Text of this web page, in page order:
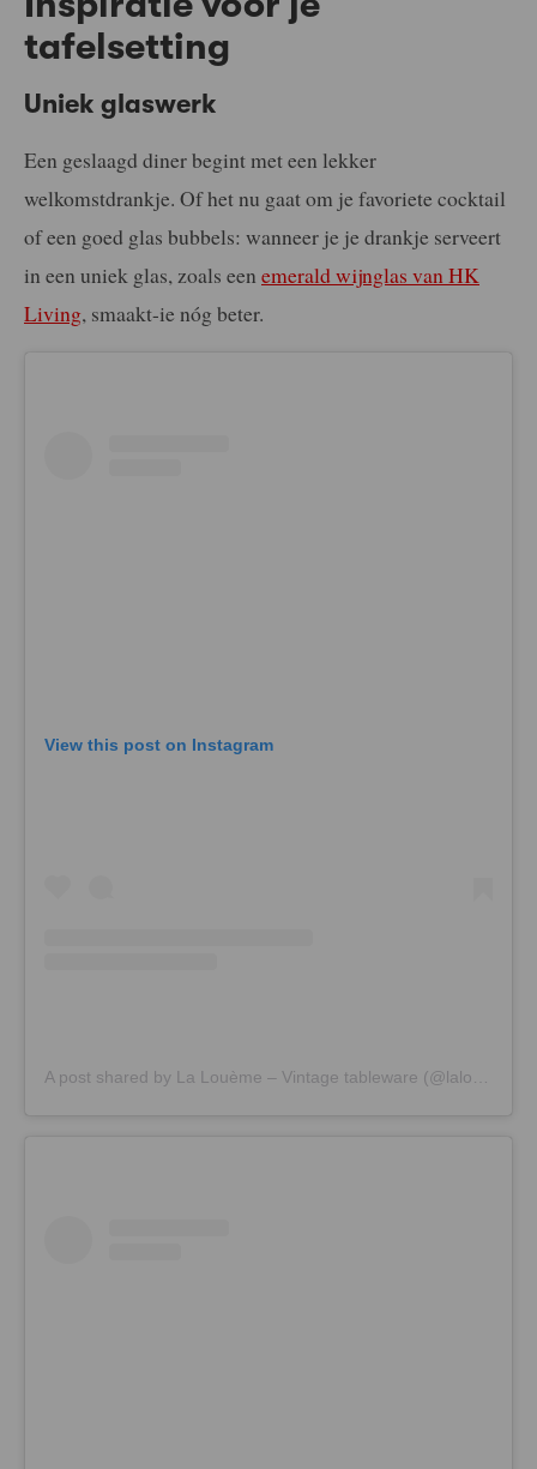
tafelsetting
Uniek glaswerk
Een geslaagd diner begint met een lekker
welkomstdrankje. Of het nu gaat om je favoriete cocktail
of een goed glas bubbels: wanneer je je drankje serveert
in een uniek glas, zoals een emerald wijnglas van HK
Living, smaakt-ie nóg beter.
View this post on Instagram
A post shared by La Louème – Vintage tableware (@laloueme)